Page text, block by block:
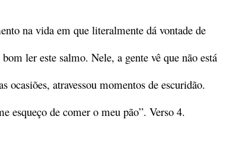
na vida em que literalmente dá vontade de
ler este salmo. Nele, a gente vê que não está
atravessou momentos de escuridão.
esqueço de comer o meu pão”. Verso 4.